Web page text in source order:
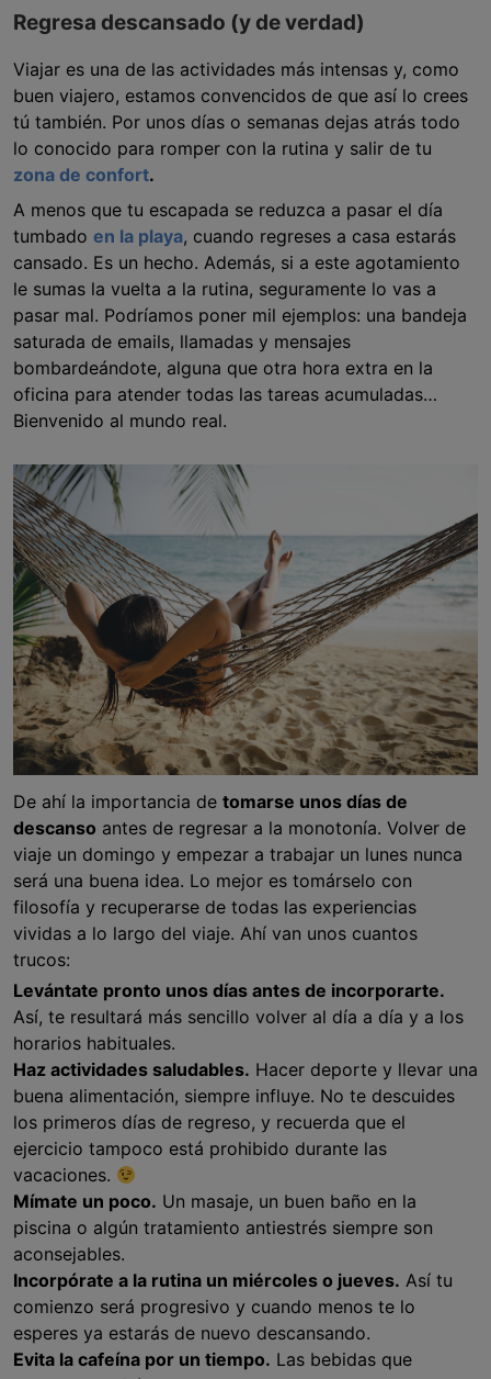
Regresa descansado (y de verdad)
Viajar es una de las actividades más intensas y, como
buen viajero, estamos convencidos de que así lo crees
tú también. Por unos días o semanas dejas atrás todo
lo conocido para romper con la rutina y salir de tu
zona de confort.
A menos que tu escapada se reduzca a pasar el día
tumbado en la playa, cuando regreses a casa estarás
cansado. Es un hecho. Además, si a este agotamiento
le sumas la vuelta a la rutina, seguramente lo vas a
pasar mal. Podríamos poner mil ejemplos: una bandeja
saturada de emails, llamadas y mensajes
bombardeándote, alguna que otra hora extra en la
oficina para atender todas las tareas acumuladas…
Bienvenido al mundo real.
De ahí la importancia de tomarse unos días de
descanso antes de regresar a la monotonía. Volver de
viaje un domingo y empezar a trabajar un lunes nunca
será una buena idea. Lo mejor es tomárselo con
filosofía y recuperarse de todas las experiencias
vividas a lo largo del viaje. Ahí van unos cuantos
trucos:
Levántate pronto unos días antes de incorporarte.
Así, te resultará más sencillo volver al día a día y a los
horarios habituales.
Haz actividades saludables. Hacer deporte y llevar una
buena alimentación, siempre influye. No te descuides
los primeros días de regreso, y recuerda que el
ejercicio tampoco está prohibido durante las
vacaciones.
Mímate un poco. Un masaje, un buen baño en la
piscina o algún tratamiento antiestrés siempre son
aconsejables.
Incorpórate a la rutina un miércoles o jueves. Así tu
comienzo será progresivo y cuando menos te lo
esperes ya estarás de nuevo descansando.
Evita la cafeína por un tiempo. Las bebidas que